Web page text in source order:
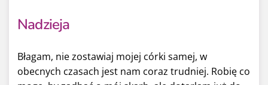
Nadzieja
Błagam, nie zostawiaj mojej córki samej, w
obecnych czasach jest nam coraz trudniej. Robię co